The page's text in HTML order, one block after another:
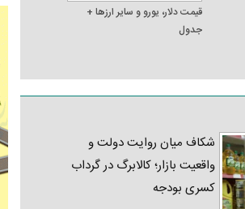
قیمت دلار، یورو و سایر ارز‌ها +
جدول
شکاف میان روایت دولت و
واقعیت بازار؛ کالابرگ در گرداب
کسری بودجه